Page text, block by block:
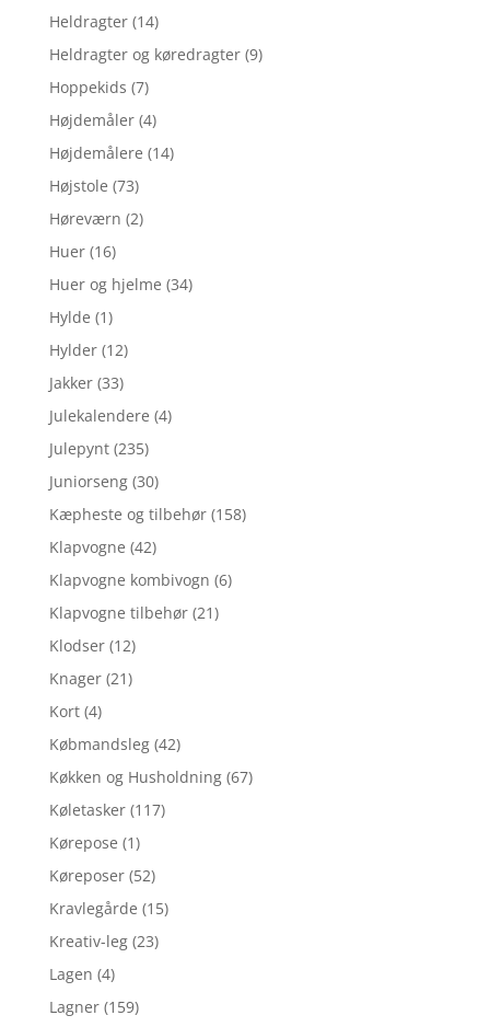
Heldragter (14)
Heldragter og køredragter (9)
Hoppekids (7)
Højdemåler (4)
Højdemålere (14)
Højstole (73)
Høreværn (2)
Huer (16)
Huer og hjelme (34)
Hylde (1)
Hylder (12)
Jakker (33)
Julekalendere (4)
Julepynt (235)
Juniorseng (30)
Kæpheste og tilbehør (158)
Klapvogne (42)
Klapvogne kombivogn (6)
Klapvogne tilbehør (21)
Klodser (12)
Knager (21)
Kort (4)
Købmandsleg (42)
Køkken og Husholdning (67)
Køletasker (117)
Kørepose (1)
Køreposer (52)
Kravlegårde (15)
Kreativ-leg (23)
Lagen (4)
Lagner (159)